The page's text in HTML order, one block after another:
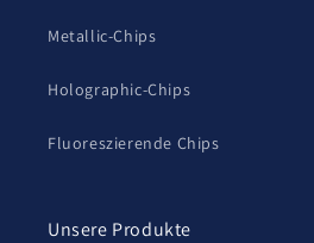
Metallic-Chips
Holographic-Chips
Fluoreszierende Chips
Unsere Produkte